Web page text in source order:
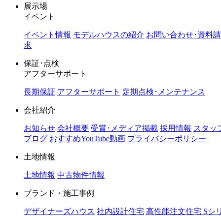
展示場
イベント
イベント情報 モデルハウスの紹介 お問い合わせ･資料請
求
保証･点検
アフターサポート
長期保証 アフターサポート 定期点検･メンテナンス
会社紹介
お知らせ 会社概要 受賞･メディア掲載 採用情報 スタッ
ブログ おすすめYouTube動画 プライバシーポリシー
土地情報
土地情報 中古物件情報
ブランド・施工事例
デザイナーズハウス 社内設計住宅 高性能注文住宅 Sシ